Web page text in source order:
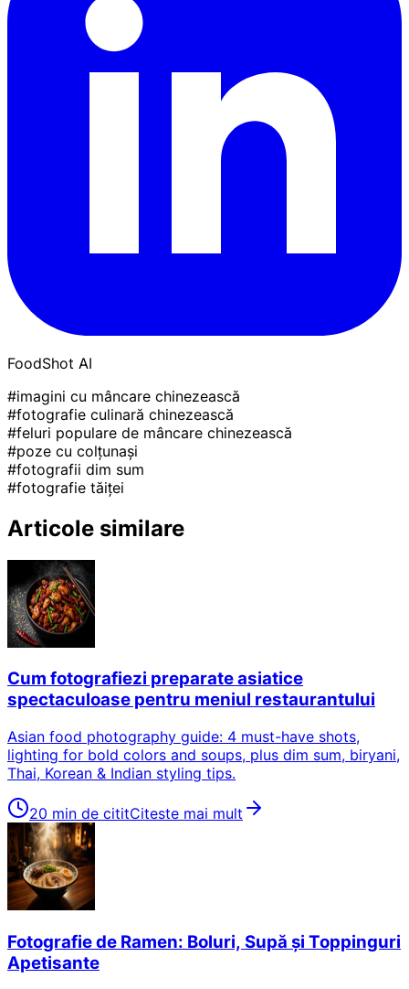
FoodShot AI
#imagini cu mâncare chinezească
#fotografie culinară chinezească
#feluri populare de mâncare chinezească
#poze cu colțunași
#fotografii dim sum
#fotografie tăiței
Articole similare
Cum fotografiezi preparate asiatice
spectaculoase pentru meniul restaurantului
Asian food photography guide: 4 must-have shots,
lighting for bold colors and soups, plus dim sum, biryani,
Thai, Korean & Indian styling tips.
20 min de cititCiteste mai mult
Fotografie de Ramen: Boluri, Supă și Toppinguri
Apetisante